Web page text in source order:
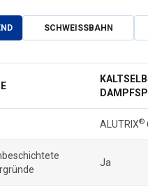
SCHWEISSBAHN
ALUTRIX®
Ja